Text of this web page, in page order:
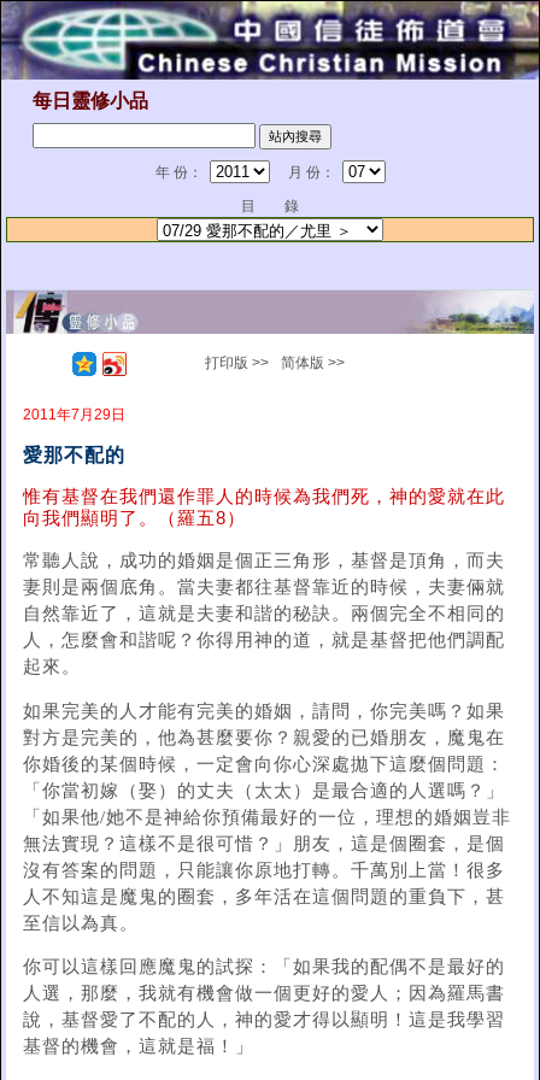
每日靈修小品
年 份：
月 份：
目 錄
打印版 >> 简体版 >>
2011年7月29日
愛那不配的
惟有基督在我們還作罪人的時候為我們死，神的愛就在此
向我們顯明了。（羅五8）
常聽人說，成功的婚姻是個正三角形，基督是頂角，而夫
妻則是兩個底角。當夫妻都往基督靠近的時候，夫妻倆就
自然靠近了，這就是夫妻和諧的秘訣。兩個完全不相同的
人，怎麼會和諧呢？你得用神的道，就是基督把他們調配
起來。
如果完美的人才能有完美的婚姻，請問，你完美嗎？如果
對方是完美的，他為甚麼要你？親愛的已婚朋友，魔鬼在
你婚後的某個時候，一定會向你心深處拋下這麼個問題：
「你當初嫁（娶）的丈夫（太太）是最合適的人選嗎？」
「如果他/她不是神給你預備最好的一位，理想的婚姻豈非
無法實現？這樣不是很可惜？」朋友，這是個圈套，是個
沒有答案的問題，只能讓你原地打轉。千萬別上當！很多
人不知這是魔鬼的圈套，多年活在這個問題的重負下，甚
至信以為真。
你可以這樣回應魔鬼的試探：「如果我的配偶不是最好的
人選，那麼，我就有機會做一個更好的愛人；因為羅馬書
說，基督愛了不配的人，神的愛才得以顯明！這是我學習
基督的機會，這就是福！」